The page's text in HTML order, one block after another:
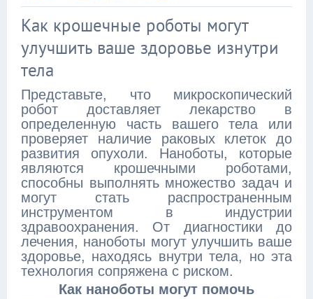
Как крошечные роботы могут
улучшить ваше здоровье изнутри
тела
Представьте, что микроскопический
робот доставляет лекарство в
определенную часть вашего тела или
проверяет наличие раковых клеток до
развития опухоли. Наноботы, которые
являются крошечными роботами,
способны выполнять множество задач и
могут стать распространенным
инструментом в индустрии
здравоохранения. От диагностики до
лечения, наноботы могут улучшить ваше
здоровье, находясь внутри тела, но эта
технология сопряжена с риском.
Как наноботы могут помочь